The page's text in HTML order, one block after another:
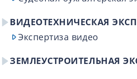
ВИДЕОТЕХНИЧЕСКАЯ
Экспертиза видео
ЗЕМЛЕУСТРОИТЕЛЬНАЯ